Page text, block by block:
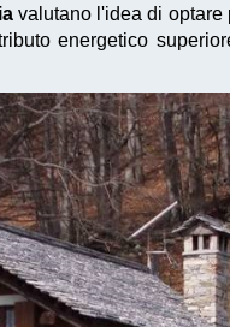
valutano l'idea di optare
energetico